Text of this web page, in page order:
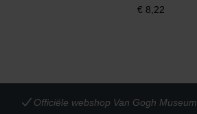
€ 8,22
Officiële webshop Van Gogh Museum